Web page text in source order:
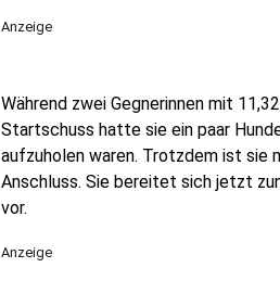
Anzeige
Während zwei Gegnerinnen mit
Startschuss hatte sie ein paar
aufzuholen waren. Trotzdem ist sie
Anschluss. Sie bereitet sich jetzt
vor.
Anzeige